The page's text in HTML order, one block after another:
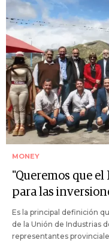
MONEY
"Queremos que
para las
Es la principal definición
de la Unión de Industrias
representantes